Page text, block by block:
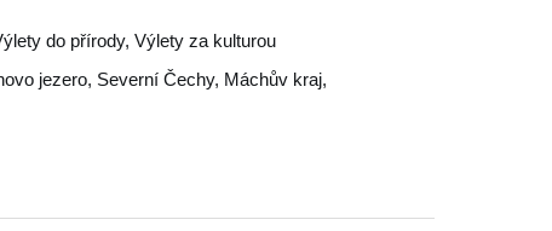
do přírody, Výlety za kulturou
jezero, Severní Čechy, Máchův kraj,